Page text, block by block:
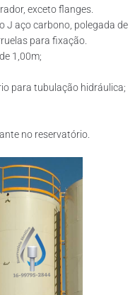
exceto flanges.
J aço carbono, polegada de
para fixação.
1,00m;
para tubulação hidráulica;
no reservatório.